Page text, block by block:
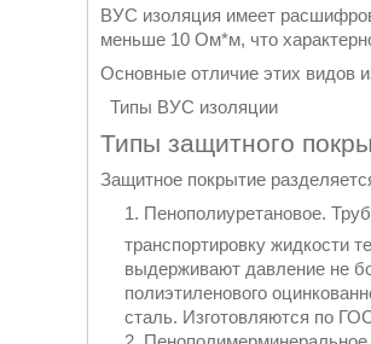
ВУС изоляция имеет
меньше 10 Ом*м, что
Основные отличие этих видов
Типы ВУС изоляции
Типы защитного
Защитное покрытие
Пенополиуретановое.
транспортировку жидкости
выдерживают давление не
полиэтиленового
сталь. Изготовляются по